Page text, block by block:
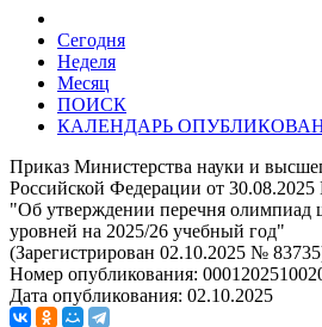
Сегодня
Неделя
Месяц
ПОИСК
КАЛЕНДАРЬ
Приказ Министерства науки и
Российской Федерации от
"Об утверждении перечня олимпиад
уровней на 2025/26 учебный год"
(Зарегистрирован 02.10.2025 №
Номер опубликования:
Дата опубликования: 02.10.2025